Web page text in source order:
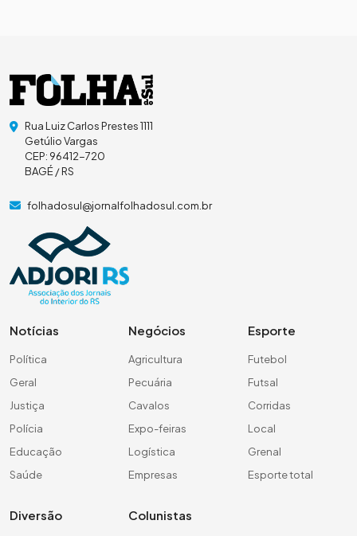
Rua Luiz Carlos Prestes 1111
Getúlio Vargas
CEP: 96412-720
BAGÉ / RS
folhadosul@jornalfolhadosul.com.br
Notícias
Política
Geral
Justiça
Polícia
Educação
Saúde
Negócios
Agricultura
Pecuária
Cavalos
Expo-feiras
Logística
Empresas
Esporte
Futebol
Futsal
Corridas
Local
Grenal
Esporte total
Diversão Colunistas